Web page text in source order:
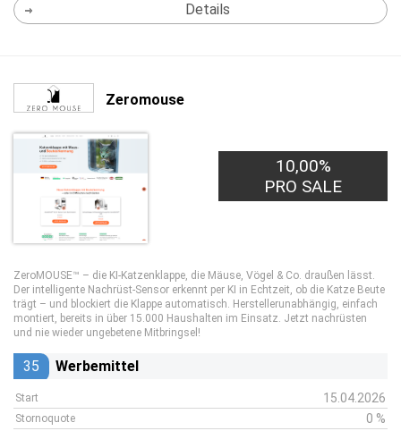
Details
Zeromouse
10,00%
PRO SALE
ZeroMOUSE™ – die KI-Katzenklappe, die Mäuse, Vögel & Co. draußen lässt.
Der intelligente Nachrüst-Sensor erkennt per KI in Echtzeit, ob die Katze Beute
trägt – und blockiert die Klappe automatisch. Herstellerunabhängig, einfach
montiert, bereits in über 15.000 Haushalten im Einsatz. Jetzt nachrüsten
und nie wieder ungebetene Mitbringsel!
35 Werbemittel
Start 15.04.2026
Stornoquote 0 %